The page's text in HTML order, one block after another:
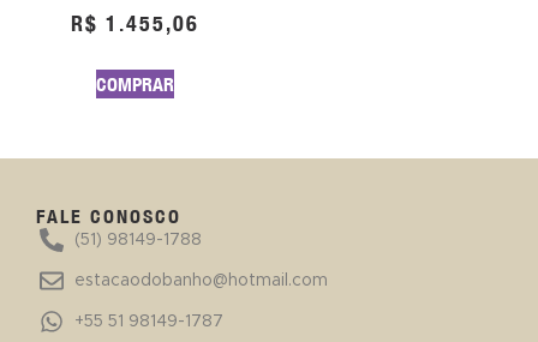
R$ 1.455,06
COMPRAR
FALE CONOSCO
(51) 98149-1788
estacaodobanho@hotmail.com
+55 51 98149-1787